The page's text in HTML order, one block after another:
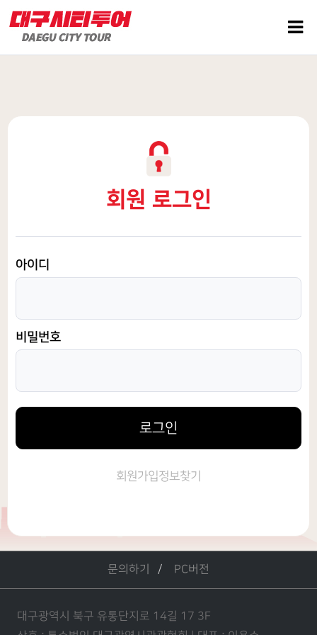
회원 로그인
아이디
비밀번호
로그인
회원가입정보찾기
문의하기 PC버전
대구광역시 북구 유통단지로 14길 17 3F